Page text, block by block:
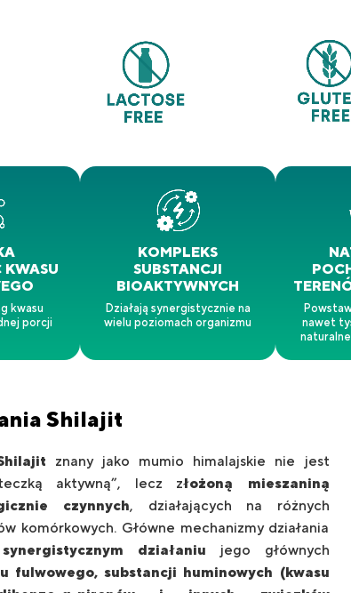
KWASU
kwasu
porcji
KOMPLEKS
SUBSTANCJI
BIOAKTYWNYCH
Działają synergistycznie na
wielu poziomach organizmu
nawet
Shilajit
znany jako mumio himalajskie nie jest
aktywną”, lecz złożoną mieszaniną
czynnych, działających na różnych
komórkowych. Główne mechanizmy działania
synergistycznym działaniu jego głównych
fulwowego, substancji huminowych (kwasu